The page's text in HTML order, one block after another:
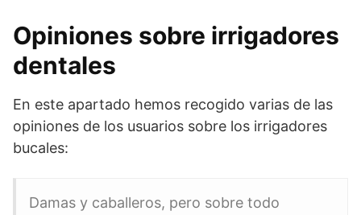
Opiniones sobre irrigadores
dentales
En este apartado hemos recogido varias de las
opiniones de los usuarios sobre los irrigadores
bucales:
Damas y caballeros, pero sobre todo